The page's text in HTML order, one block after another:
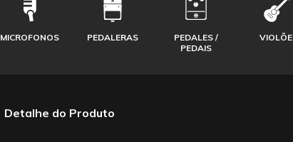
MICROFONOS PEDALERAS
PEDALES /
PEDAIS
Detalhe do Produto